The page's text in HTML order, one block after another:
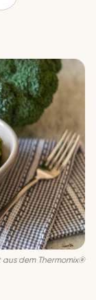
aus dem Thermomix®